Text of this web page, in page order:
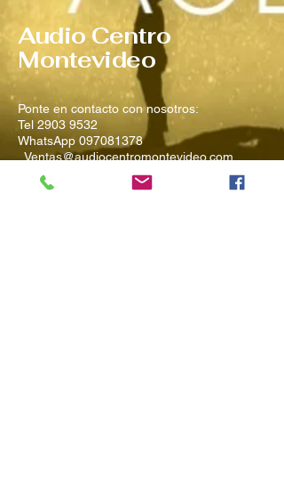
Audio Centro
Montevideo
Ponte en contacto con nosotros:
Tel 2903 9532
WhatsApp 097081378
Ventas@audiocentromontevideo.com
Audiocentromontevideo.com